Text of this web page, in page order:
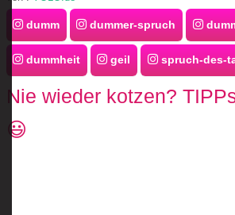
dumm dummer-spruch
dummheit geil spruch-des-
Nie wieder kotzen?
😃